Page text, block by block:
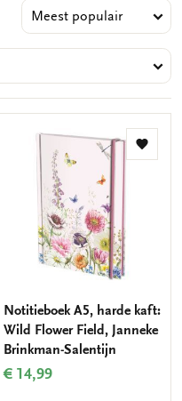
Notitieboek A5, harde kaft:
Wild Flower Field, Janneke
Brinkman-Salentijn
€ 14,99